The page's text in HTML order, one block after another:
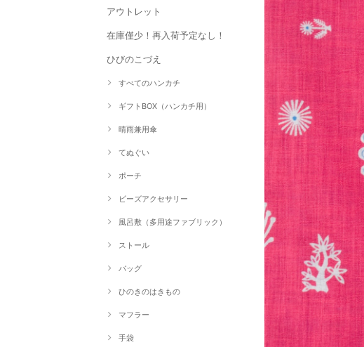
アウトレット
在庫僅少！再入荷予定なし！
ひびのこづえ
すべてのハンカチ
ギフトBOX（ハンカチ用）
晴雨兼用傘
てぬぐい
ポーチ
ビーズアクセサリー
風呂敷（多用途ファブリック）
ストール
バッグ
ひのきのはきもの
マフラー
手袋